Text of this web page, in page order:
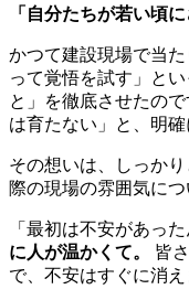
「自分たちが若い頃
かつて建設現場で当
って覚悟を試す」と
と」を徹底させたの
は育たない」と、明確
その想いは、しっか
際の現場の雰囲気に
「最初は不安があった
に人が温かくて。
皆
で、不安はすぐに消え